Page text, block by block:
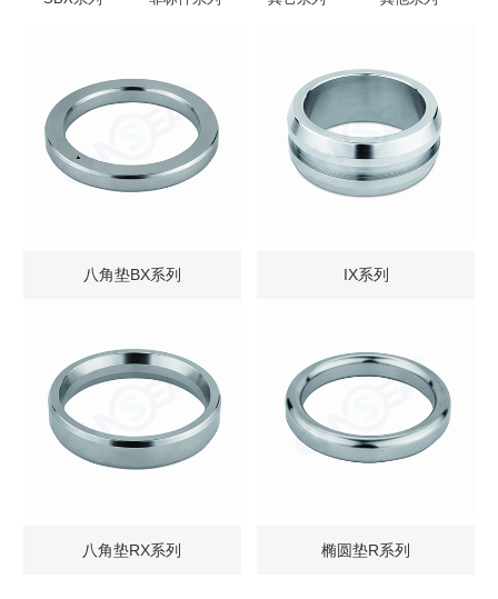
八角垫BX系列 IX系列
八角垫RX系列 椭圆垫R系列